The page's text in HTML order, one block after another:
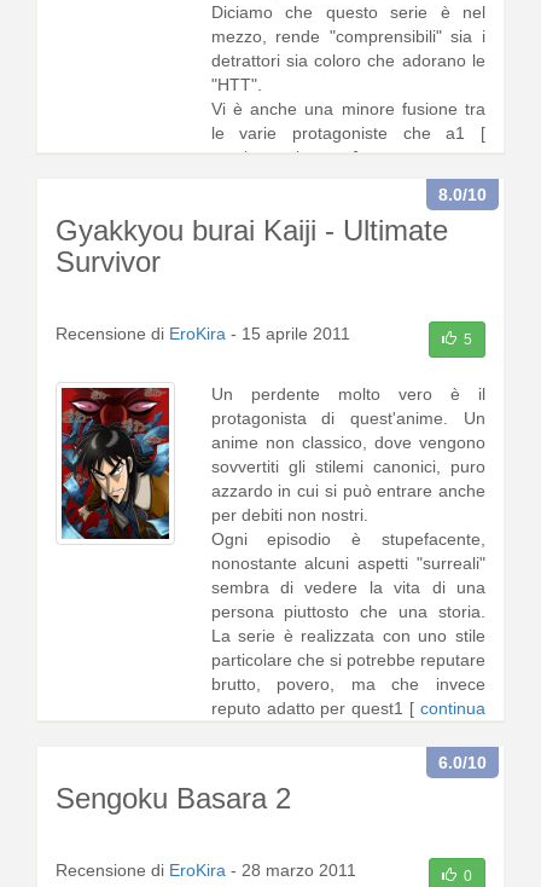
Diciamo che questo serie è nel
mezzo, rende "comprensibili" sia i
detrattori sia coloro che adorano le
"HTT".
Vi è anche una minore fusione tra
le varie protagoniste che a1 [
continua a leggere]
Gyakkyou burai Kaiji - Ultimate
Survivor
8.0/10
Recensione di EroKira - 15 aprile 2011 5
Un perdente molto vero è il
protagonista di quest'anime. Un
anime non classico, dove vengono
sovvertiti gli stilemi canonici, puro
azzardo in cui si può entrare anche
per debiti non nostri.
Ogni episodio è stupefacente,
nonostante alcuni aspetti "surreali"
sembra di vedere la vita di una
persona piuttosto che una storia.
La serie è realizzata con uno stile
particolare che si potrebbe reputare
brutto, povero, ma che invece
reputo adatto per quest1 [ continua
Sengoku Basara 2
6.0/10
Recensione di EroKira - 28 marzo 2011 0